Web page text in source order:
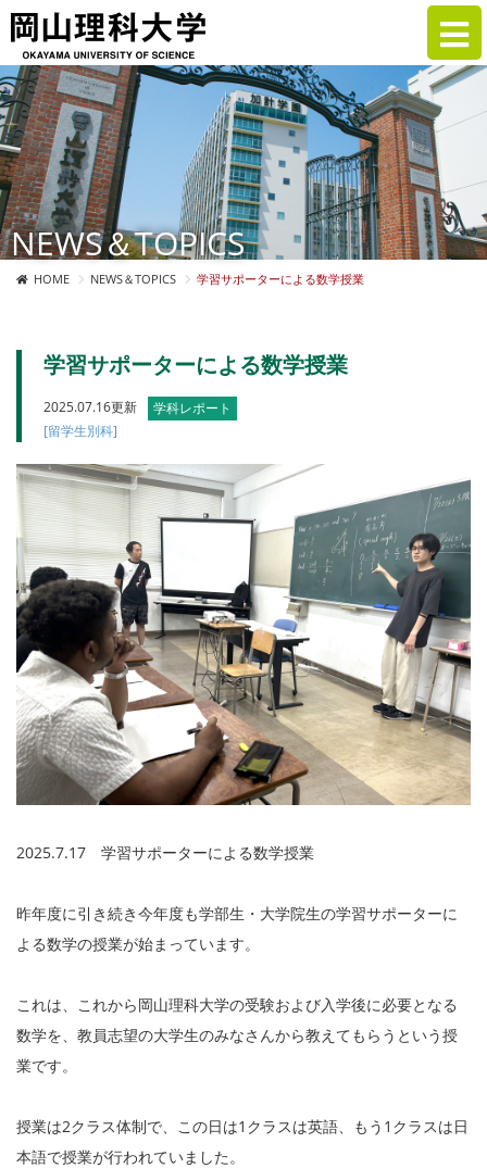
NEWS＆TOPICS
HOME NEWS＆TOPICS 学習サポーターによる数学授業
学習サポーターによる数学授業
2025.07.16更新
学科レポート
[留学生別科]
2025.7.17 学習サポーターによる数学授業
昨年度に引き続き今年度も学部生・大学院生の学習サポーターに
よる数学の授業が始まっています。
これは、これから岡山理科大学の受験および入学後に必要となる
数学を、教員志望の大学生のみなさんから教えてもらうという授
業です。
授業は2クラス体制で、この日は1クラスは英語、もう1クラスは日
本語で授業が行われていました。